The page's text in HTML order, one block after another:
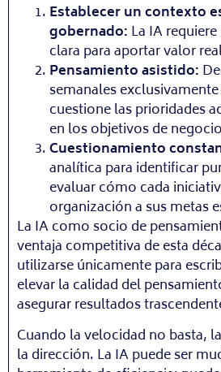
Establecer un contexto
gobernado: La IA
clara para aportar valor
Pensamiento asistido:
semanales
cuestione las prioridades
en los objetivos de
Cuestionamiento
analítica para identificar
evaluar cómo cada
organización a sus metas
La IA como socio de
ventaja competitiva de esta
utilizarse únicamente para
elevar la calidad del
asegurar resultados
Cuando la velocidad no basta,
la dirección. La IA puede ser